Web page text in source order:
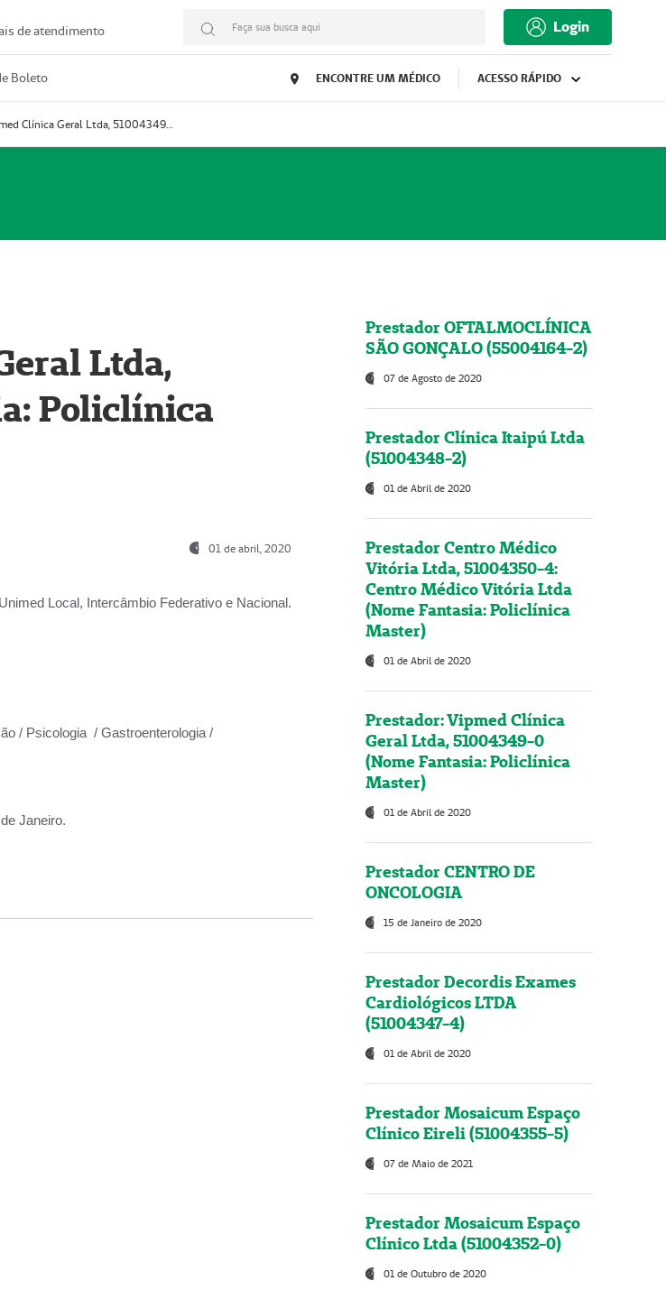
de atendimento Faça sua busca aqui Login
Boleto ENCONTRE UM MÉDICO ACESSO RÁPIDO
Prestador: Vipmed Clínica Geral Ltda, 51004349-0 (Nome Fantasia: Policlínica Master)
Ltda,
Policlínica
01 de abril, 2020
Unimed Local, Intercâmbio Federativo e Nacional.
/ Psicologia / Gastroenterologia /
Janeiro.
Prestador OFTALMOCLÍNICA
SÃO GONÇALO (55004164-2)
07 de Agosto de 2020
Prestador Clínica Itaipú Ltda
(51004348-2)
01 de Abril de 2020
Prestador Centro Médico
Vitória Ltda, 51004350-4:
Centro Médico Vitória Ltda
(Nome Fantasia: Policlínica
Master)
01 de Abril de 2020
Prestador: Vipmed Clínica
Geral Ltda, 51004349-0
(Nome Fantasia: Policlínica
Master)
01 de Abril de 2020
Prestador CENTRO DE
ONCOLOGIA
15 de Janeiro de 2020
Prestador Decordis Exames
Cardiológicos LTDA
(51004347-4)
01 de Abril de 2020
Prestador Mosaicum Espaço
Clínico Eireli (51004355-5)
07 de Maio de 2021
Prestador Mosaicum Espaço
Clínico Ltda (51004352-0)
01 de Outubro de 2020